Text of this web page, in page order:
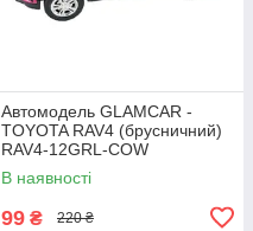
Автомодель GLAMCAR -
TOYOTA RAV4 (брусничний)
RAV4-12GRL-COW
В наявності
99 ₴ 220 ₴